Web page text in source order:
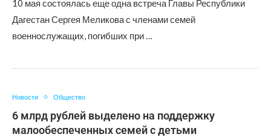
10 мая состоялась еще одна встреча Главы Республики
Дагестан Сергея Меликова с членами семей
военнослужащих, погибших при …
Новости Общество
6 млрд рублей выделено на поддержку
малообеспеченных семей с детьми